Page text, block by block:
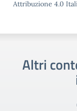
Attribuzione 4.0
Altri